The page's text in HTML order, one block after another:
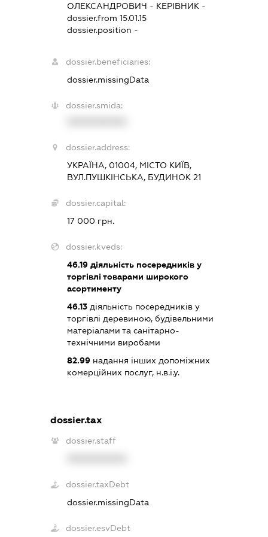
ОЛЕКСАНДРОВИЧ - КЕРІВНИК -
dossier.from 15.01.15
dossier.position -
dossier.beneficiaries:
dossier.missingData
dossier.smida:
dossier.address:
УКРАЇНА, 01004, МІСТО КИЇВ,
ВУЛ.ПУШКІНСЬКА, БУДИНОК 21
dossier.capital:
17 000 грн.
dossier.kveds:
46.19 діяльність посередників у
торгівлі товарами широкого
асортименту
46.13 діяльність посередників у
торгівлі деревиною, будівельними
матеріалами та санітарно-
технічними виробами
82.99 надання інших допоміжних
комерційних послуг, н.в.і.у.
dossier.tax
dossier.staff
dossier.taxDebt
dossier.missingData
dossier.esvDebt